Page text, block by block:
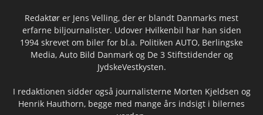
Redaktør er Jens Velling, der er blandt Danmarks mest
erfarne biljournalister. Udover Hvilkenbil har han siden
1994 skrevet om biler for bl.a. Politiken AUTO, Berlingske
Media, Auto Bild Danmark og De 3 Stiftstidender og
JydskeVestkysten.
I redaktionen sidder også journalisterne Morten Kjeldsen og
Henrik Hauthorn, begge med mange års indsigt i bilernes